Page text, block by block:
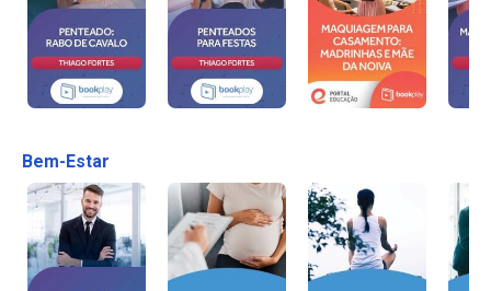
Bem-Estar